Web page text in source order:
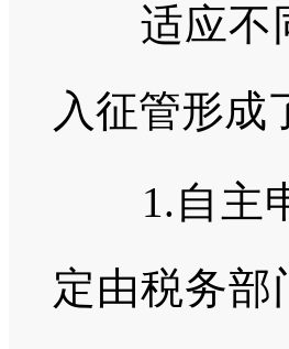
适应不同
入征管形成
1.自主申
定由税务部